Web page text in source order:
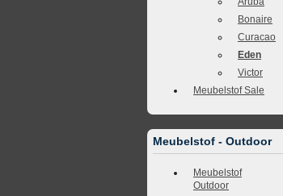
Bonaire
Curacao
Eden
Victor
Meubelstof Sale
Meubelstof - Outdoor
Meubelstof
Outdoor